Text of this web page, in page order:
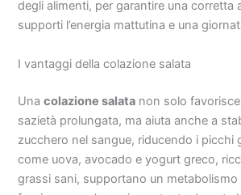
degli alimenti, per garantire una corretta
supporti l’energia mattutina e una
I vantaggi della colazione salata
Unacolazione salata non solo
sazietà prolungata, ma aiuta anche a
zucchero nel sangue, riducendo i picchi
come uova, avocado e yogurt greco,
grassi sani, supportano un metabolismo